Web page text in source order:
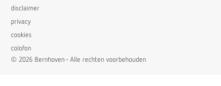
disclaimer
privacy
cookies
colofon
© 2026 Bernhoven - Alle rechten voorbehouden